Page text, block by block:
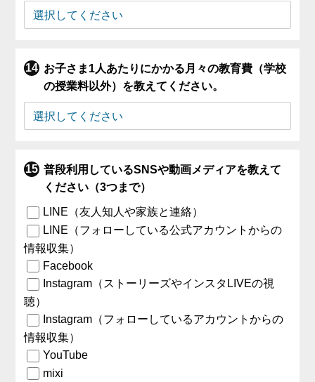
お子さま1人あたりにかかる月々の教育費（学校
の授業料以外）を教えてください。
普段利用しているSNSや動画メディアを教えて
ください（3つまで）
LINE（友人知人や家族と連絡）
LINE（フォローしている公式アカウントからの
情報収集）
Facebook
Instagram（ストーリーズやインスタLIVEの視
聴）
Instagram（フォローしているアカウントからの
情報収集）
YouTube
mixi